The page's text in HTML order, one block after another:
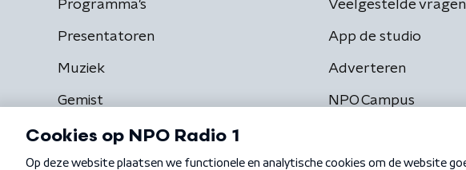
Programma's
Presentatoren
Muziek
Gemist
Veelgestelde vragen
App de studio
Adverteren
NPO Campus